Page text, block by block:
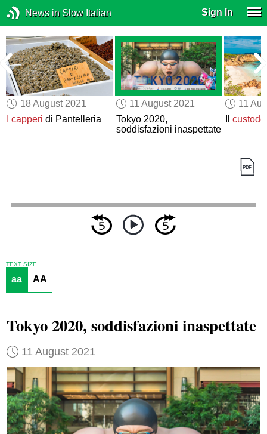
News in Slow Italian Sign In
18 August 2021
I capperi di Pantelleria
11 August 2021
Tokyo 2020,
soddisfazioni inaspettate
11
custode
TEXT SIZE
aa AA
Tokyo 2020, soddisfazioni inaspettate
11 August 2021